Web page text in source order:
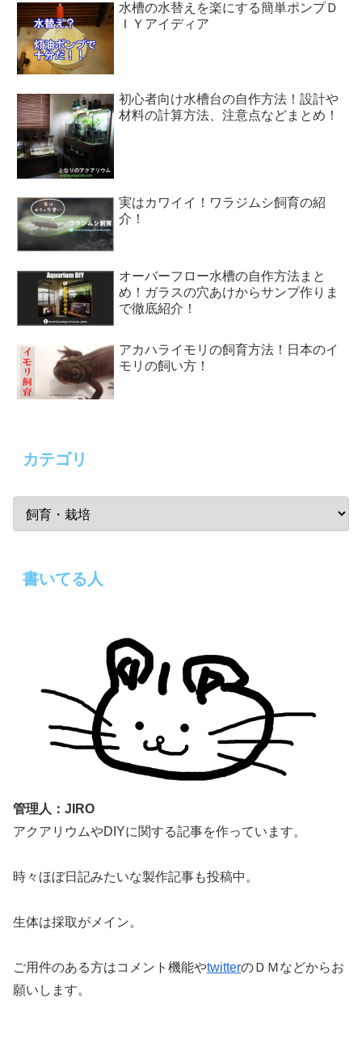
水槽の水替えを楽にする簡単ポンプＤ
ＩＹアイディア
初心者向け水槽台の自作方法！設計や
材料の計算方法、注意点などまとめ！
実はカワイイ！ワラジムシ飼育の紹
介！
オーバーフロー水槽の自作方法まと
め！ガラスの穴あけからサンプ作りま
で徹底紹介！
アカハライモリの飼育方法！日本のイ
モリの飼い方！
カテゴリ
書いてる人
管理人：JIRO
アクアリウムやDIYに関する記事を作っています。
時々ほぼ日記みたいな製作記事も投稿中。
生体は採取がメイン。
ご用件のある方はコメント機能やtwitterのＤＭなどからお
願いします。